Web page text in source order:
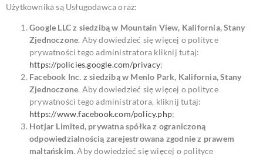
Użytkownika są Usługodawca oraz:
Google LLC z siedzibą w Mountain View, Kalifornia, Stany
Zjednoczone. Aby dowiedzieć się więcej o polityce
prywatności tego administratora kliknij tutaj:
https://policies.google.com/privacy;
Facebook Inc. z siedzibą w Menlo Park, Kalifornia, Stany
Zjednoczone. Aby dowiedzieć się więcej o polityce
prywatności tego administratora, kliknij tutaj:
https://www.facebook.com/policy.php;
Hotjar Limited, prywatna spółka z ograniczoną
odpowiedzialnością zarejestrowana zgodnie z prawem
maltańskim. Aby dowiedzieć się więcej o polityce